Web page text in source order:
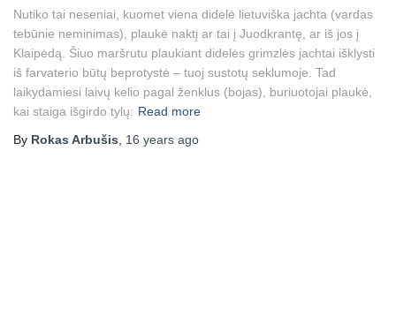
Nutiko tai neseniai, kuomet viena didelė lietuviška jachta (vardas
tebūnie neminimas), plaukė naktį ar tai į Juodkrantę, ar iš jos į
Klaipėdą. Šiuo maršrutu plaukiant didelės grimzlės jachtai išklysti
iš farvaterio būtų beprotystė – tuoj sustotų seklumoje. Tad
laikydamiesi laivų kelio pagal ženklus (bojas), buriuotojai plaukė,
kai staiga išgirdo tylų: Read more
By Rokas Arbušis 16 years ago